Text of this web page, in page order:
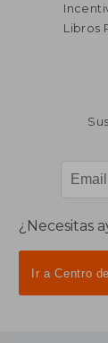
Libros
¿Necesitas
Ir a Centro